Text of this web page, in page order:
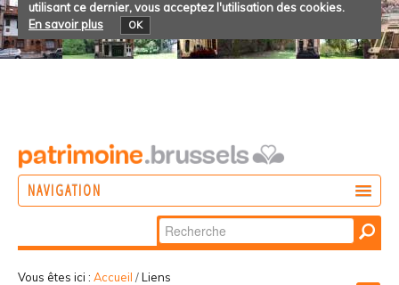
utilisant ce dernier, vous acceptez l'utilisation des cookies.
En savoir plus
OK
NAVIGATION
Chercher par
Recherche
Vous êtes ici : Accueil /Liens